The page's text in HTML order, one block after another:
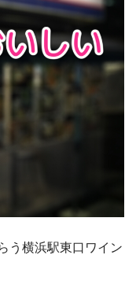
う横浜駅東口ワイン